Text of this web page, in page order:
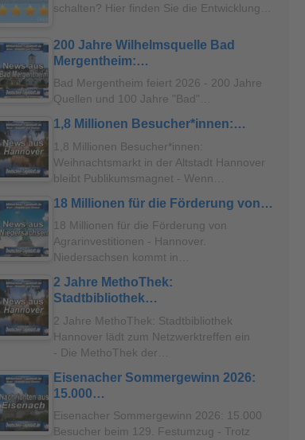
schalten? Hier finden Sie die Entwicklung…
200 Jahre Wilhelmsquelle Bad
Mergentheim:…
Bad Mergentheim feiert 2026 - 200 Jahre
Quellen und 100 Jahre "Bad"…
1,8 Millionen Besucher*innen:…
1,8 Millionen Besucher*innen:
Weihnachtsmarkt in der Altstadt Hannover
bleibt Publikumsmagnet - Wenn…
18 Millionen für die Förderung von…
18 Millionen für die Förderung von
Agrarinvestitionen - Hannover.
Niedersachsen kommt in…
2 Jahre MethoThek:
Stadtbibliothek…
2 Jahre MethoThek: Stadtbibliothek
Hannover lädt zum Netzwerktreffen ein
- Die MethoThek der…
Eisenacher Sommergewinn 2026:
15.000…
Eisenacher Sommergewinn 2026: 15.000
Besucher beim 129. Festumzug - Trotz